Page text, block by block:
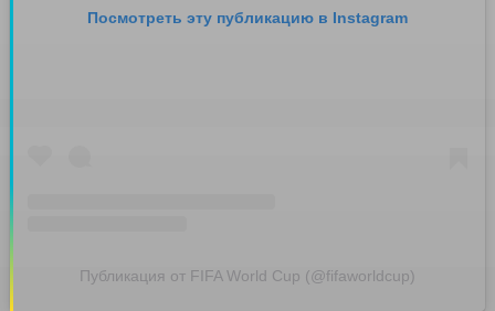
Посмотреть эту публикацию в Instagram
Публикация от FIFA World Cup (@fifaworldcup)